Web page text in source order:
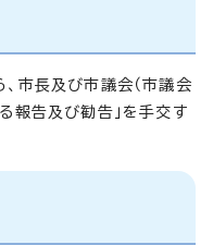
、市長及び市議会（市議会
報告及び勧告」を手交す